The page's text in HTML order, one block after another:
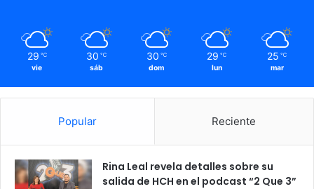
29 ℃
vie
30 ℃
sáb
30 ℃
dom
29 ℃
lun
25 ℃
mar
Popular Reciente
Rina Leal revela detalles sobre su
salida de HCH en el podcast “2 Que 3”